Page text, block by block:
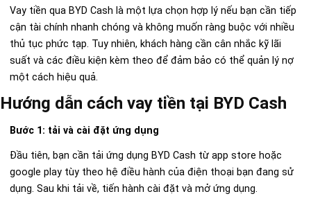
Vay tiền qua BYD Cash là một lựa chọn hợp lý nếu bạn cần tiếp
cận tài chính nhanh chóng và không muốn ràng buộc với nhiều
thủ tục phức tạp. Tuy nhiên, khách hàng cần cân nhắc kỹ lãi
suất và các điều kiện kèm theo để đảm bảo có thể quản lý nợ
một cách hiệu quả.
Hướng dẫn cách vay tiền tại BYD Cash
Bước 1: tải và cài đặt ứng dụng
Đầu tiên, bạn cần tải ứng dụng BYD Cash từ app store hoặc
google play tùy theo hệ điều hành của điện thoại bạn đang sử
dụng. Sau khi tải về, tiến hành cài đặt và mở ứng dụng.